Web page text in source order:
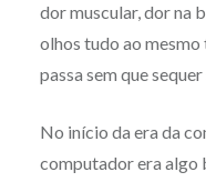
dor muscular, dor na
olhos tudo ao mesmo
passa sem que
No início da era da
computador era algo